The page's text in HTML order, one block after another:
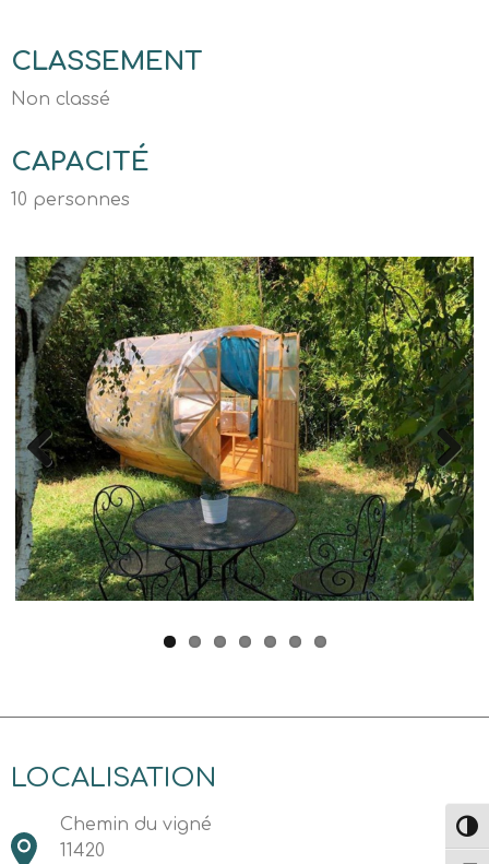
CLASSEMENT
Non classé
CAPACITÉ
10 personnes
Previous Next
LOCALISATION
Chemin du vigné
11420